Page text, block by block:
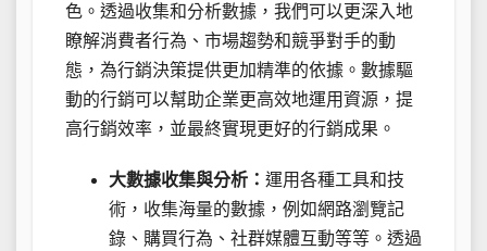
色。透過收集和分析數據，我們可以更深入地
瞭解消費者行為、市場趨勢和競爭對手的動
態，為行銷決策提供更加精準的依據。數據驅
動的行銷可以幫助企業更高效地運用資源，提
高行銷效率，並最終實現更好的行銷成果。
大數據收集與分析： 運用各種工具和技
術，收集海量的數據，例如網路瀏覽記
錄、購買行為、社群媒體互動等等。透過